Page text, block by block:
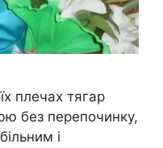
плечах тягар
без перепочинку,
і